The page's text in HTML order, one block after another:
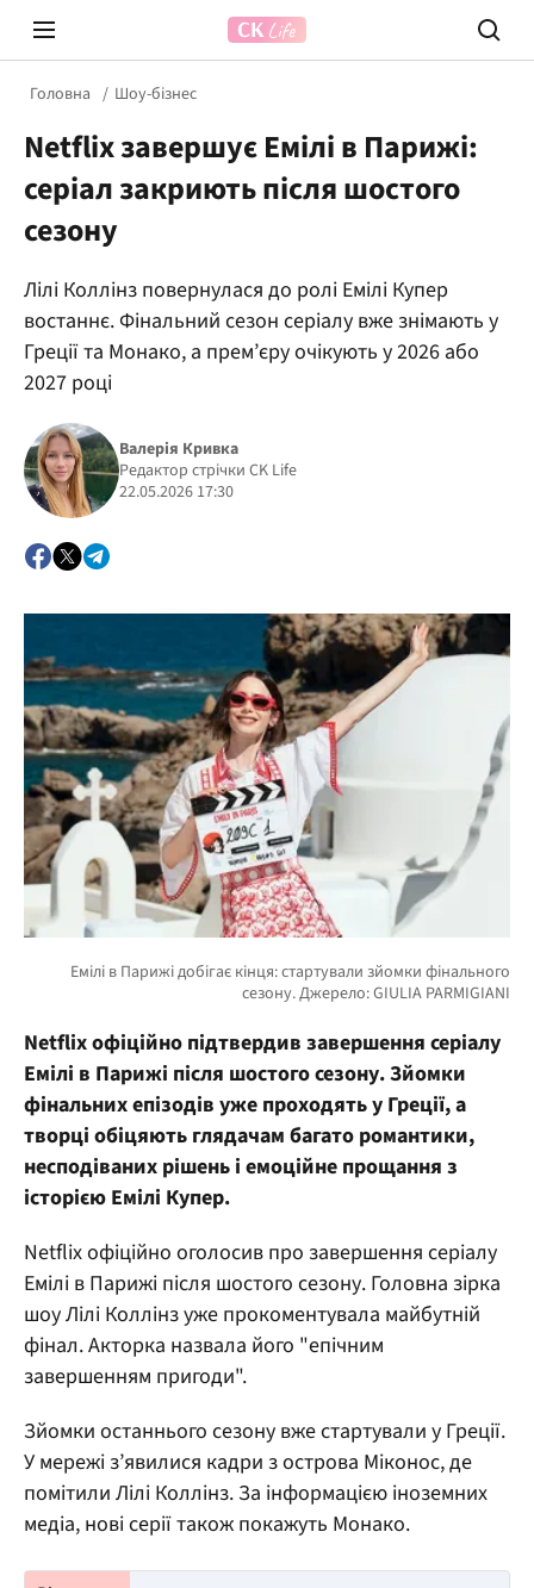
Головна Шоу-бізнес
Netflix завершує Емілі в Парижі:
серіал закриють після шостого
сезону
Лілі Коллінз повернулася до ролі Емілі Купер
востаннє. Фінальний сезон серіалу вже знімають у
Греції та Монако, а прем’єру очікують у 2026 або
2027 році
Валерія Кривка
Редактор стрічки CK Life
22.05.2026 17:30
Netflix офіційно підтвердив завершення серіалу
Емілі в Парижі після шостого сезону. Зйомки
фінальних епізодів уже проходять у Греції, а
творці обіцяють глядачам багато романтики,
несподіваних рішень і емоційне прощання з
історією Емілі Купер.
Netflix офіційно оголосив про завершення серіалу
Емілі в Парижі після шостого сезону. Головна зірка
шоу Лілі Коллінз уже прокоментувала майбутній
фінал. Акторка назвала його "епічним
завершенням пригоди".
Зйомки останнього сезону вже стартували у Греції.
У мережі з’явилися кадри з острова Міконос, де
помітили Лілі Коллінз. За інформацією іноземних
медіа, нові серії також покажуть Монако.